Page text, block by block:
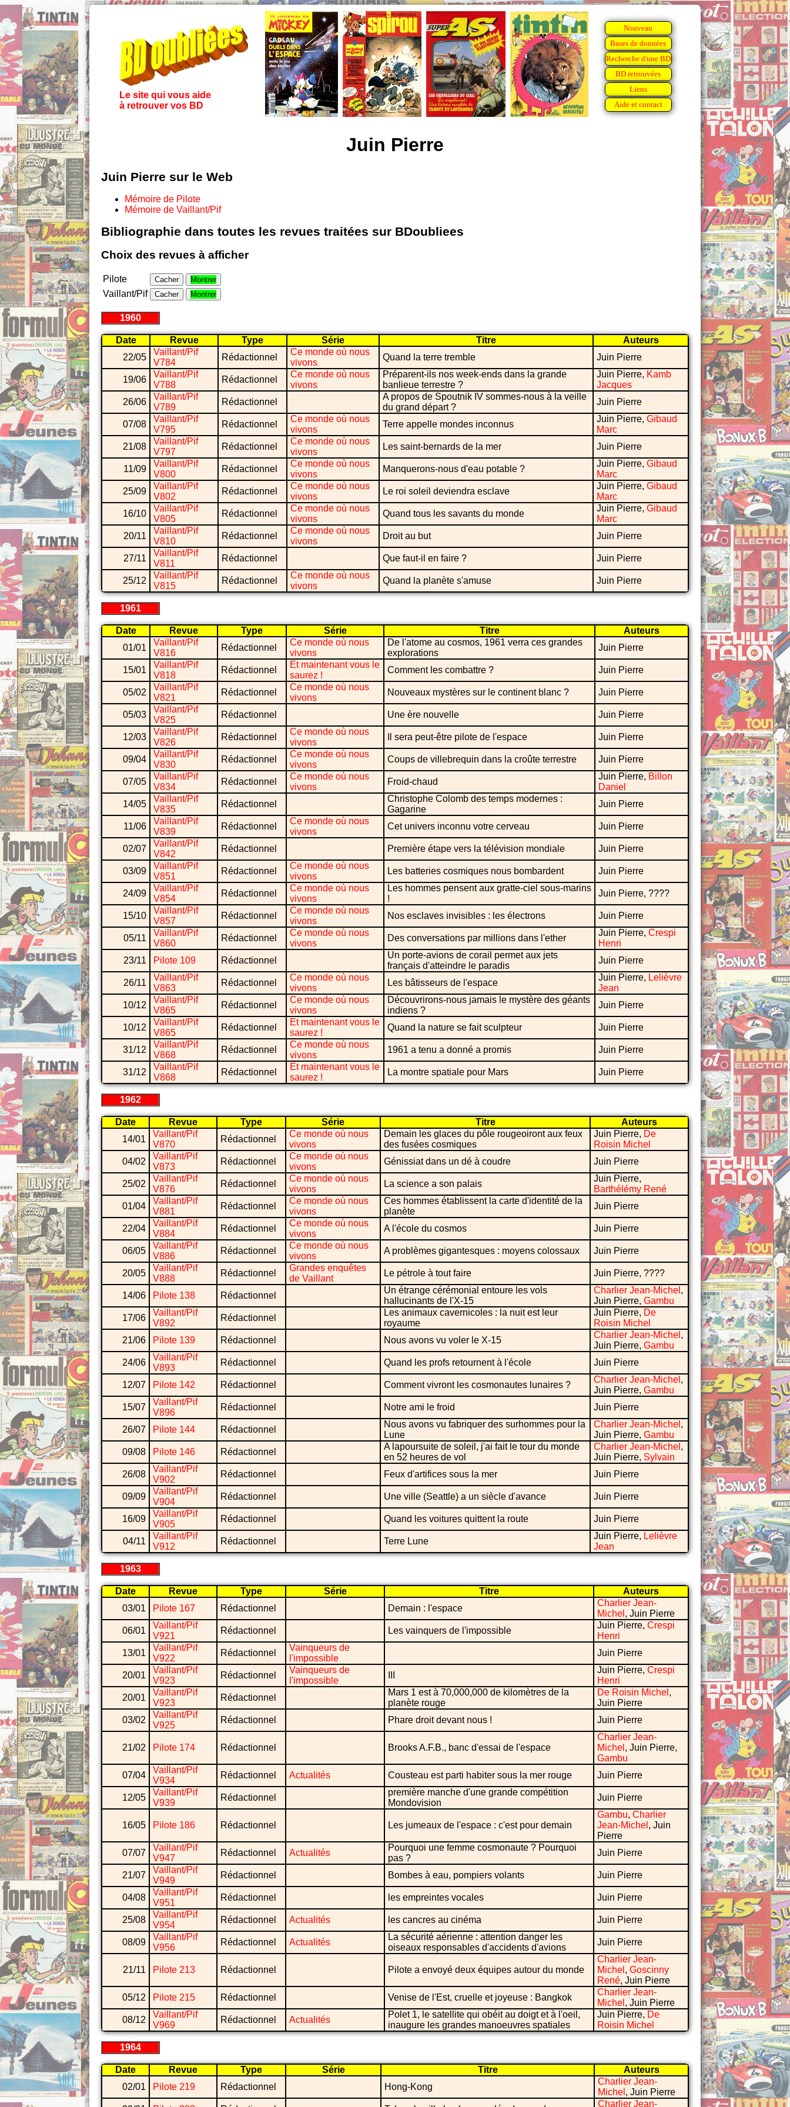
Le site qui vous aide
à retrouver vos BD
Nouveau
Bases de données
Recherche d'une BD
BD retrouvées
Liens
Aide et contact
Juin Pierre
Juin Pierre sur le Web
Mémoire de Pilote
Mémoire de Vaillant/Pif
Bibliographie dans toutes les revues traitées sur BDoubliees
Choix des revues à afficher
Pilote Cacher Montrer
Vaillant/Pif Cacher Montrer
1960
Date Revue Type Série Titre
Auteurs
22/05
Vaillant/Pif
V784
Rédactionnel
Ce monde où nous
vivons
Quand la terre tremble Juin Pierre
19/06
Vaillant/Pif
V788
Rédactionnel
Ce monde où nous
vivons
Préparent-ils nos week-ends dans la grande
banlieue terrestre ?
Juin Pierre, Kamb
Jacques
26/06
Vaillant/Pif
V789
Rédactionnel
A propos de Spoutnik IV sommes-nous à la veille
du grand départ ?
Juin Pierre
07/08
Vaillant/Pif
V795
Rédactionnel
Ce monde où nous
vivons
Terre appelle mondes inconnus
Juin Pierre, Gibaud
Marc
21/08
Vaillant/Pif
V797
Rédactionnel
Ce monde où nous
vivons
Les saint-bernards de la mer Juin Pierre
11/09
Vaillant/Pif
V800
Rédactionnel
Ce monde où nous
vivons
Manquerons-nous d'eau potable ?
Juin Pierre, Gibaud
Marc
25/09
Vaillant/Pif
V802
Rédactionnel
Ce monde où nous
vivons
Le roi soleil deviendra esclave
Juin Pierre, Gibaud
Marc
16/10
Vaillant/Pif
V805
Rédactionnel
Ce monde où nous
vivons
Quand tous les savants du monde
Juin Pierre, Gibaud
Marc
20/11
Vaillant/Pif
V810
Rédactionnel
Ce monde où nous
vivons
Droit au but Juin Pierre
27/11
Vaillant/Pif
V811
Rédactionnel Que faut-il en faire ? Juin Pierre
25/12
Vaillant/Pif
V815
Rédactionnel
Ce monde où nous
vivons
Quand la planète s'amuse Juin Pierre
1961
Date Revue Type Série Titre
Auteurs
01/01
Vaillant/Pif
V816
Rédactionnel
Ce monde où nous
vivons
De l'atome au cosmos, 1961 verra ces grandes
explorations
Juin Pierre
15/01
Vaillant/Pif
V818
Rédactionnel
Et maintenant vous le
saurez !
Comment les combattre ? Juin Pierre
05/02
Vaillant/Pif
V821
Rédactionnel
Ce monde où nous
vivons
Nouveaux mystères sur le continent blanc ? Juin Pierre
05/03
Vaillant/Pif
V825
Rédactionnel Une ère nouvelle Juin Pierre
12/03
Vaillant/Pif
V826
Rédactionnel
Ce monde où nous
vivons
Il sera peut-être pilote de l'espace Juin Pierre
09/04
Vaillant/Pif
V830
Rédactionnel
Ce monde où nous
vivons
Coups de villebrequin dans la croûte terrestre Juin Pierre
07/05
Vaillant/Pif
V834
Rédactionnel
Ce monde où nous
vivons
Froid-chaud
Juin Pierre, Billon
Daniel
14/05
Vaillant/Pif
V835
Rédactionnel
Christophe Colomb des temps modernes :
Gagarine
Juin Pierre
11/06
Vaillant/Pif
V839
Rédactionnel
Ce monde où nous
vivons
Cet univers inconnu votre cerveau Juin Pierre
02/07
Vaillant/Pif
V842
Rédactionnel Première étape vers la télévision mondiale Juin Pierre
03/09
Vaillant/Pif
V851
Rédactionnel
Ce monde où nous
vivons
Les batteries cosmiques nous bombardent Juin Pierre
24/09
Vaillant/Pif
V854
Rédactionnel
Ce monde où nous
vivons
Les hommes pensent aux gratte-ciel sous-marins
!
Juin Pierre, ????
15/10
Vaillant/Pif
V857
Rédactionnel
Ce monde où nous
vivons
Nos esclaves invisibles : les électrons Juin Pierre
05/11
Vaillant/Pif
V860
Rédactionnel
Ce monde où nous
vivons
Des conversations par millions dans l'ether
Juin Pierre, Crespi
Henri
23/11
Pilote 109 Rédactionnel
Un porte-avions de corail permet aux jets
français d'atteindre le paradis
Juin Pierre
26/11
Vaillant/Pif
V863
Rédactionnel
Ce monde où nous
vivons
Les bâtisseurs de l'espace
Juin Pierre, Lelièvre
Jean
10/12
Vaillant/Pif
V865
Rédactionnel
Ce monde où nous
vivons
Découvrirons-nous jamais le mystère des géants
indiens ?
Juin Pierre
10/12
Vaillant/Pif
V865
Rédactionnel
Et maintenant vous le
saurez !
Quand la nature se fait sculpteur Juin Pierre
31/12
Vaillant/Pif
V868
Rédactionnel
Ce monde où nous
vivons
1961 a tenu a donné a promis Juin Pierre
31/12
Vaillant/Pif
V868
Rédactionnel
Et maintenant vous le
saurez !
La montre spatiale pour Mars Juin Pierre
1962
Date Revue Type Série Titre
Auteurs
14/01
Vaillant/Pif
V870
Rédactionnel
Ce monde où nous
vivons
Demain les glaces du pôle rougeoiront aux feux
des fusées cosmiques
Juin Pierre, De
Roisin Michel
04/02
Vaillant/Pif
V873
Rédactionnel
Ce monde où nous
vivons
Génissiat dans un dé à coudre Juin Pierre
25/02
Vaillant/Pif
V876
Rédactionnel
Ce monde où nous
vivons
La science a son palais
Juin Pierre,
Barthélémy René
01/04
Vaillant/Pif
V881
Rédactionnel
Ce monde où nous
vivons
Ces hommes établissent la carte d'identité de la
planète
Juin Pierre
22/04
Vaillant/Pif
V884
Rédactionnel
Ce monde où nous
vivons
A l'école du cosmos Juin Pierre
06/05
Vaillant/Pif
V886
Rédactionnel
Ce monde où nous
vivons
A problèmes gigantesques : moyens colossaux Juin Pierre
20/05
Vaillant/Pif
V888
Rédactionnel
Grandes enquêtes
de Vaillant
Le pétrole à tout faire Juin Pierre, ????
14/06 Pilote 138 Rédactionnel
Un étrange cérémonial entoure les vols
hallucinants de l'X-15
Charlier Jean-Michel ,
Juin Pierre, Gambu
17/06
Vaillant/Pif
V892
Rédactionnel
Les animaux cavernicoles : la nuit est leur
royaume
Juin Pierre, De
Roisin Michel
21/06
Pilote 139 Rédactionnel Nous avons vu voler le X-15
Charlier Jean-Michel ,
Juin Pierre, Gambu
24/06
Vaillant/Pif
V893
Rédactionnel Quand les profs retournent à l'école Juin Pierre
12/07 Pilote 142 Rédactionnel Comment vivront les cosmonautes lunaires ?
Charlier Jean-Michel ,
Juin Pierre, Gambu
15/07
Vaillant/Pif
V896
Rédactionnel Notre ami le froid Juin Pierre
26/07 Pilote 144 Rédactionnel
Nous avons vu fabriquer des surhommes pour la
Lune
Charlier Jean-Michel ,
Juin Pierre, Gambu
09/08
Pilote 146 Rédactionnel
A lapoursuite de soleil, j'ai fait le tour du monde
en 52 heures de vol
Charlier Jean-Michel ,
Juin Pierre, Sylvain
26/08
Vaillant/Pif
V902
Rédactionnel Feux d'artifices sous la mer Juin Pierre
09/09
Vaillant/Pif
V904
Rédactionnel Une ville (Seattle) a un siècle d'avance Juin Pierre
16/09
Vaillant/Pif
V905
Rédactionnel Quand les voitures quittent la route Juin Pierre
04/11
Vaillant/Pif
V912
Rédactionnel Terre Lune
Juin Pierre, Lelièvre
Jean
1963
Date Revue Type Série Titre
Auteurs
03/01
Pilote 167 Rédactionnel Demain : l'espace
Charlier Jean-
Michel , Juin Pierre
06/01
Vaillant/Pif
V921
Rédactionnel Les vainquers de l'impossible
Juin Pierre, Crespi
Henri
13/01
Vaillant/Pif
V922
Rédactionnel
Vainqueurs de
l'impossible
Juin Pierre
20/01
Vaillant/Pif
V923
Rédactionnel
Vainqueurs de
l'impossible
Juin Pierre, Crespi
Henri
20/01
Vaillant/Pif
V923
Rédactionnel
Mars 1 est à 70,000,000 de kilomètres de la
planète rouge
De Roisin Michel ,
Juin Pierre
03/02
Vaillant/Pif
V925
Rédactionnel Phare droit devant nous ! Juin Pierre
21/02 Pilote 174 Rédactionnel Brooks A.F.B., banc d'essai de l'espace
Charlier Jean-
Michel , Juin Pierre,
Gambu
07/04
Vaillant/Pif
V934
Rédactionnel Actualités Cousteau est parti habiter sous la mer rouge Juin Pierre
12/05
Vaillant/Pif
V939
Rédactionnel
première manche d'une grande compétition
Mondovision
Juin Pierre
16/05 Pilote 186 Rédactionnel Les jumeaux de l'espace : c'est pour demain
Gambu, Charlier
Jean-Michel , Juin
Pierre
07/07
Vaillant/Pif
V947
Rédactionnel Actualités
Pourquoi une femme cosmonaute ? Pourquoi
pas ?
Juin Pierre
21/07
Vaillant/Pif
V949
Rédactionnel Bombes à eau, pompiers volants Juin Pierre
04/08
Vaillant/Pif
V951
Rédactionnel les empreintes vocales Juin Pierre
25/08
Vaillant/Pif
V954
Rédactionnel Actualités les cancres au cinéma Juin Pierre
08/09
Vaillant/Pif
V956
Rédactionnel Actualités
La sécurité aérienne : attention danger les
oiseaux responsables d'accidents d'avions
Juin Pierre
21/11 Pilote 213 Rédactionnel Pilote a envoyé deux équipes autour du monde
Charlier Jean-
Michel , Goscinny
René, Juin Pierre
05/12
Pilote 215 Rédactionnel Venise de l'Est, cruelle et joyeuse : Bangkok
Charlier Jean-
Michel , Juin Pierre
08/12
Vaillant/Pif
V969
Rédactionnel Actualités
Polet 1, le satellite qui obéit au doigt et à l'oeil,
inaugure les grandes manoeuvres spatiales
Juin Pierre, De
Roisin Michel
1964
Date Revue Type Série Titre
Auteurs
02/01
Pilote 219 Rédactionnel Hong-Kong
Charlier Jean-
Michel , Juin Pierre
Charlier Jean-